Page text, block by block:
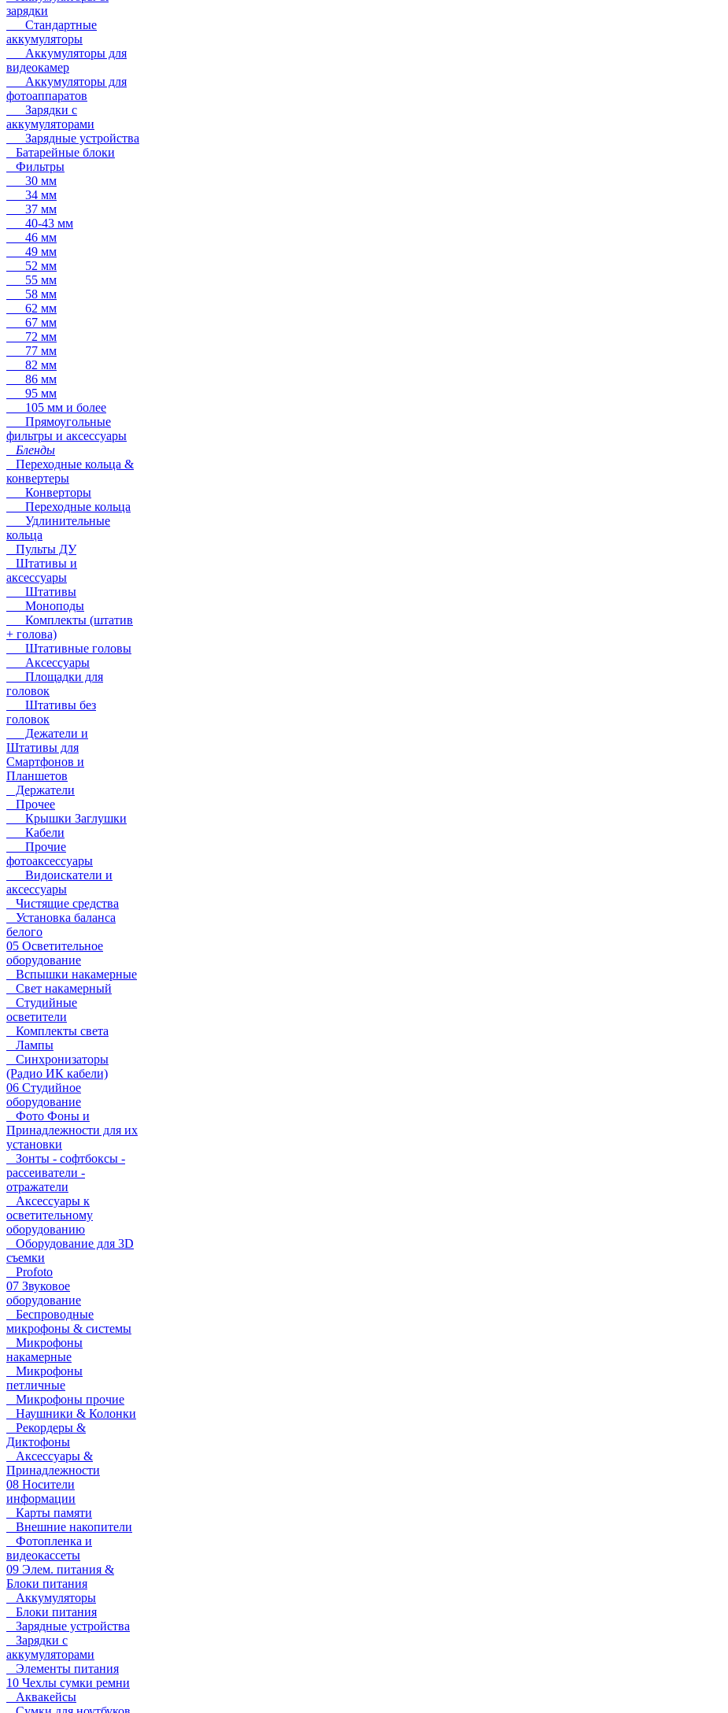
зарядки
Стандартные
аккумуляторы
Аккумуляторы для
видеокамер
Аккумуляторы для
фотоаппаратов
Зарядки с
аккумуляторами
Зарядные устройства
Батарейные блоки
Фильтры
30 мм
34 мм
37 мм
40-43 мм
46 мм
49 мм
52 мм
55 мм
58 мм
62 мм
67 мм
72 мм
77 мм
82 мм
86 мм
95 мм
105 мм и более
Прямоугольные
фильтры и аксессуары
Бленды
Переходные кольца &
конвертеры
Конверторы
Переходные кольца
Удлинительные
кольца
Пульты ДУ
Штативы и
аксессуары
Штативы
Моноподы
Комплекты (штатив
+ голова)
Штативные головы
Аксессуары
Площадки для
головок
Штативы без
головок
Дежатели и
Штативы для
Смартфонов и
Планшетов
Держатели
Прочее
Крышки Заглушки
Кабели
Прочие
фотоаксессуары
Видоискатели и
аксессуары
Чистящие средства
Установка баланса
белого
05 Осветительное
оборудование
Вспышки накамерные
Свет накамерный
Студийные
осветители
Комплекты света
Лампы
Синхронизаторы
(Радио ИК кабели)
06 Студийное
оборудование
Фото Фоны и
Принадлежности для их
установки
Зонты - софтбоксы -
рассеиватели -
отражатели
Аксессуары к
осветительному
оборудованию
Оборудование для 3D
съемки
Profoto
07 Звуковое
оборудование
Беспроводные
микрофоны & системы
Микрофоны
накамерные
Микрофоны
петличные
Микрофоны прочие
Наушники & Колонки
Рекордеры &
Диктофоны
Аксессуары &
Принадлежности
08 Носители
информации
Карты памяти
Внешние накопители
Фотопленка и
видеокассеты
09 Элем. питания &
Блоки питания
Аккумуляторы
Блоки питания
Зарядные устройства
Зарядки с
аккумуляторами
Элементы питания
10 Чехлы сумки ремни
Аквакейсы